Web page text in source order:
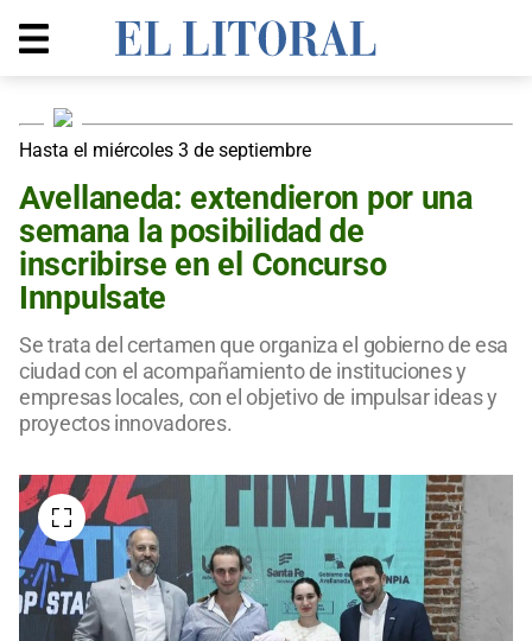
Hasta el miércoles 3 de septiembre
Avellaneda: extendieron por una
semana la posibilidad de
inscribirse en el Concurso
Innpulsate
Se trata del certamen que organiza el gobierno de esa
ciudad con el acompañamiento de instituciones y
empresas locales, con el objetivo de impulsar ideas y
proyectos innovadores.